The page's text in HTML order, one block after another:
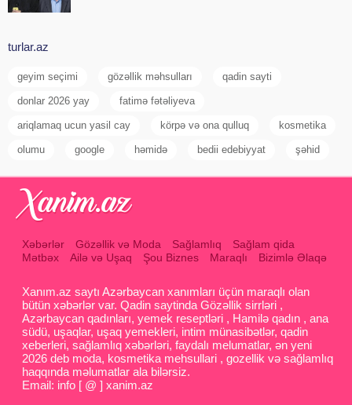
turlar.az
geyim seçimi gözəllik məhsulları qadin sayti
donlar 2026 yay fatimə fətəliyeva
ariqlamaq ucun yasil cay körpə və ona qulluq kosmetika
olumu google həmidə bedii edebiyyat şəhid
Xəbərlər Gözəllik və Moda Sağlamlıq
Sağlam qida
Mətbəx
Ailə və Uşaq Şou Biznes Maraqlı Bizimlə Əlaqə
Xanım.az saytı Azərbaycan xanımları üçün maraqlı olan
bütün xəbərlər var. Qadin saytinda Gözəllik sirrləri ,
Azərbaycan qadınları, yemek reseptləri , Hamilə qadın , ana
südü, uşaqlar, uşaq yemekleri, intim münasibətlər, qadin
xeberleri, sağlamlıq xəbərləri, faydalı melumatlar, ən yeni
2026 deb moda, kosmetika mehsullari , gozellik və sağlamlıq
haqqında məlumatlar ala bilərsiz.
Email: info [ @ ] xanim.az